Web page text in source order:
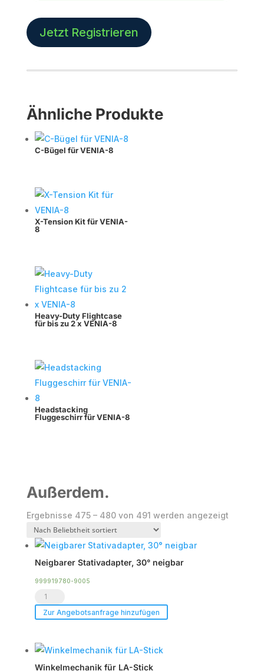
Jetzt Registrieren
Ähnliche Produkte
C-Bügel für VENIA-8
X-Tension Kit für VENIA-
8
Heavy-Duty Flightcase
für bis zu 2 x VENIA-8
Headstacking
Fluggeschirr für VENIA-8
Außerdem.
Ergebnisse 475 – 480 von 491 werden angezeigtNach
Neigbarer Stativadapter, 30° neigbar
999919780-9005
Neigbarer
Stativadapter,
neigbar
Menge
Zur Angebotsanfrage hinzufügen
Winkelmechanik für LA-Stick